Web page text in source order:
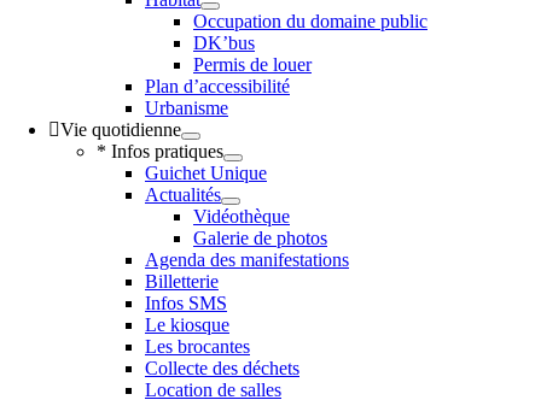
Occupation du domaine public
DK’bus
Permis de louer
Plan d’accessibilité
Urbanisme
Vie quotidienne
* Infos pratiques
Guichet Unique
Actualités
Vidéothèque
Galerie de photos
Agenda des manifestations
Billetterie
Infos SMS
Le kiosque
Les brocantes
Collecte des déchets
Location de salles